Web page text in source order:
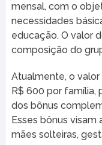
mensal, com o
necessidades
educação. O valor
composição do
Atualmente, o
R$ 600 por família,
dos bônus
Esses bônus visam
mães solteiras,